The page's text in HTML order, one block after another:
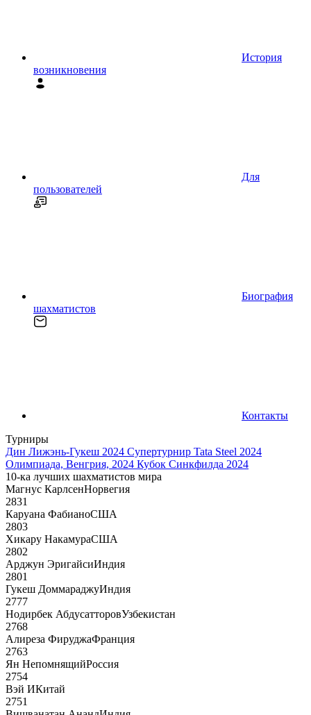
История
возникновения
Для
пользователей
Биография
шахматистов
Контакты
Турниры
Дин Лижэнь-Гукеш 2024 Супертурнир Tata Steel 2024
Олимпиада, Венгрия, 2024 Кубок Синкфилда 2024
10-ка лучших шахматистов мира
Магнус КарлсенНорвегия
2831
Каруана ФабианоСША
2803
Хикару НакамураСША
2802
Арджун ЭригайсиИндия
2801
Гукеш ДоммараджуИндия
2777
Нодирбек АбдусатторовУзбекистан
2768
Алиреза ФируджаФранция
2763
Ян НепомнящийРоссия
2754
Вэй ИКитай
2751